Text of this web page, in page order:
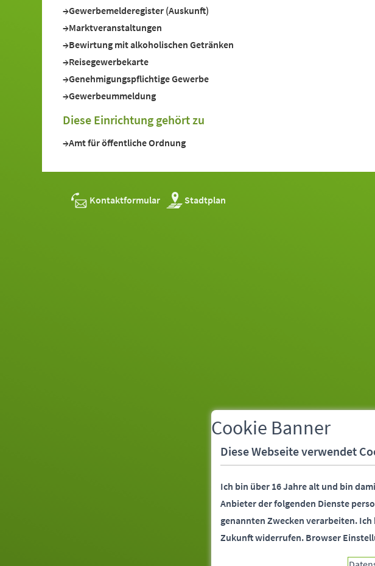
Gewerbemelderegister (Auskunft)
Marktveranstaltungen
Bewirtung mit alkoholischen Getränken
Reisegewerbekarte
Genehmigungspflichtige Gewerbe
Gewerbeummeldung
Diese Einrichtung gehört zu
Amt für öffentliche Ordnung
Kontaktformular Stadtplan
Cookie Banner
Diese Webseite verwendet
Ich bin über 16 Jahre alt und bin
Anbieter der folgenden Dienste
genannten Zwecken verarbeiten. Ich
Zukunft widerrufen. Browser